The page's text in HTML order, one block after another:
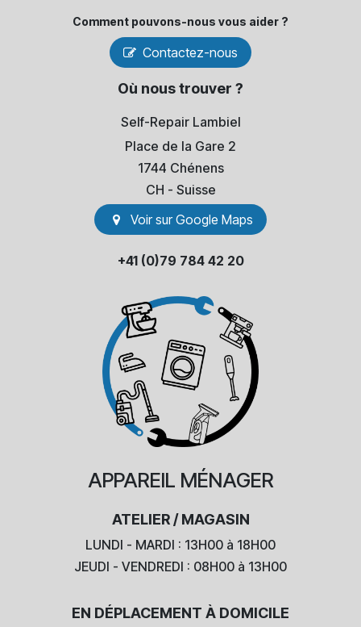
Comment pouvons-​nous vous aider ?
Contactez-nous
Où nous trouver ?
Self-Repair Lambiel
Place de la Gare 2
1744 Chénens
​CH - Suisse
Voir sur Go​​ogle Maps
+41 (0)79 784 42 20
APPAREIL MÉNAGER
ATELIER / MAGASIN
LUNDI - MARDI : 13H00 à 18H00
JEUDI - VENDREDI : 08H00 à 13H00
EN DÉPLACEMENT À DOMICILE